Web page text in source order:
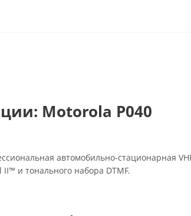
Motorola P040
автомобильно-стационарная
и тонального набора DTMF.